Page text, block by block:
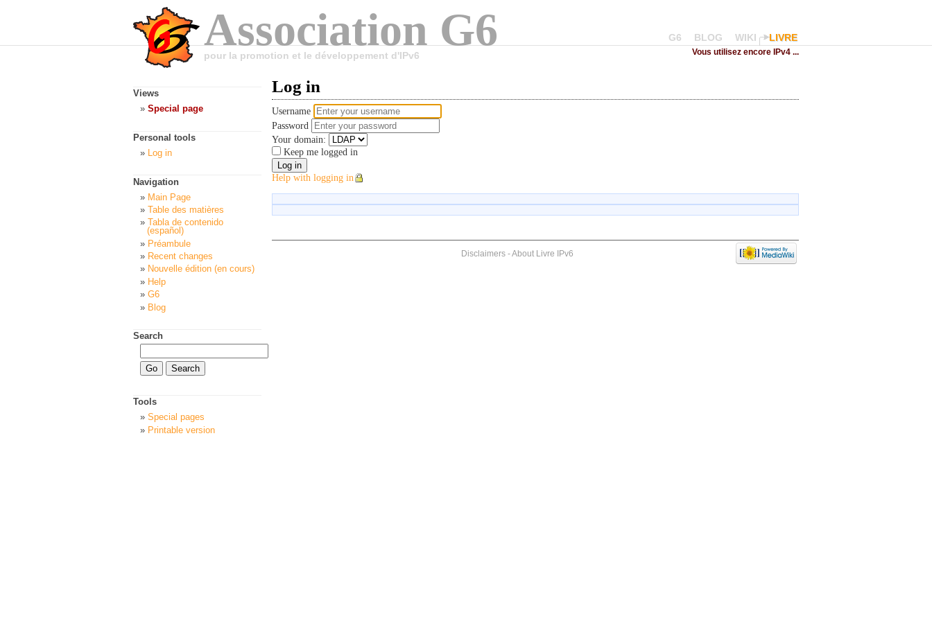
Association G6
pour la promotion et le développement d'IPv6
G6 BLOG WIKI LIVRE
Vous utilisez encore IPv4 ...
Log in
Username
Password
Your domain:
Keep me logged in
Help with logging in
Views
Special page
Personal tools
Log in
Navigation
Main Page
Table des matières
Tabla de contenido
(español)
Préambule
Recent changes
Nouvelle édition (en cours)
Help
G6
Blog
Search
Tools
Special pages
Printable version
Disclaimers-About Livre IPv6